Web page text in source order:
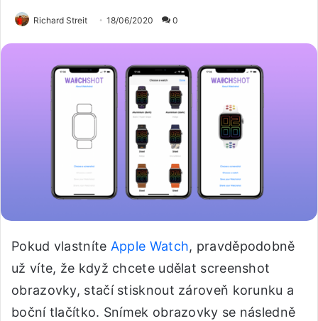
Richard Streit 18/06/2020 0
Pokud vlastníte Apple Watch, pravděpodobně
už víte, že když chcete udělat screenshot
obrazovky, stačí stisknout zároveň korunku a
boční tlačítko. Snímek obrazovky se následně